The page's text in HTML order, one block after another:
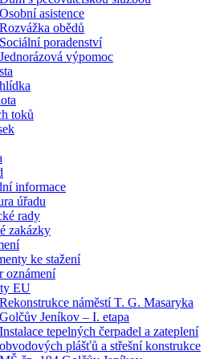
Osobní asistence
Rozvážka obědů
Sociální poradenství
Jednorázová výpomoc
toků
informace
úřadu
rady
zakázky
ke stažení
oznámení
EU
Rekonstrukce náměstí T. G. Masaryka
Golčův Jeníkov – I. etapa
Instalace tepelných čerpadel a zateplení
obvodových plášťů a střešní konstrukce